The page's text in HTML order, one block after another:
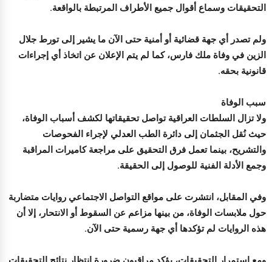
التحقيقات وسماع أقوال جميع الأطراف المرتبطة بالواقعة.
ولم تصدر أي جهة قضائية أو أمنية حتى الآن ما يشير إلى تورط جلال
الزين في وفاة ملك فارس، كما لم يتم الإعلان عن اتخاذ أي إجراءات
قانونية بحقه.
سبب الوفاة
ولا تزال السلطات العراقية تواصل تحقيقاتها لكشف أسباب الوفاة،
حيث نُقل الجثمان إلى دائرة الطب العدلي لإجراء الفحوصات
والتشريح، بينما تعمل فرق التحقيق على مراجعة كاميرات المراقبة
وجمع الأدلة الفنية للوصول إلى الحقيقة.
وفي المقابل، انتشرت على مواقع التواصل الاجتماعي روايات متضاربة
حول ملابسات الوفاة، من بينها مزاعم عن السقوط أو الانتحار، إلا أن
هذه الروايات لم تؤكدها أي جهة رسمية حتى الآن.